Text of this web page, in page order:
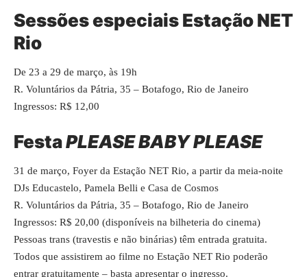
Sessões especiais Estação NET
Rio
De 23 a 29 de março, às 19h
R. Voluntários da Pátria, 35 – Botafogo, Rio de Janeiro
Ingressos: R$ 12,00
FestaPLEASE BABY PLEASE
31 de março, Foyer da Estação NET Rio, a partir da meia-noite
DJs Educastelo, Pamela Belli e Casa de Cosmos
R. Voluntários da Pátria, 35 – Botafogo, Rio de Janeiro
Ingressos: R$ 20,00 (disponíveis na bilheteria do cinema)
Pessoas trans (travestis e não binárias) têm entrada gratuita.
Todos que assistirem ao filme no Estação NET Rio poderão
entrar gratuitamente – basta apresentar o ingresso.